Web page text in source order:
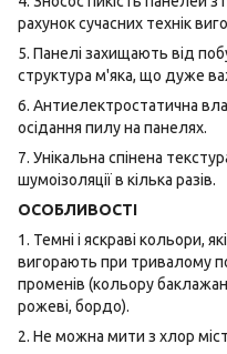
рахунок сучасних технік
5. Панелі захищають від
структура м'яка, що дуже
6. Антиелектростатична
осідання пилу на панелях.
7. Унікальна спінена
шумоізоляції в кілька разів.
ОСОБЛИВОСТІ
1. Темні і яскраві кольори,
вигорають при тривалому
променів (кольору
рожеві, бордо).
2. Не можна мити з хлор